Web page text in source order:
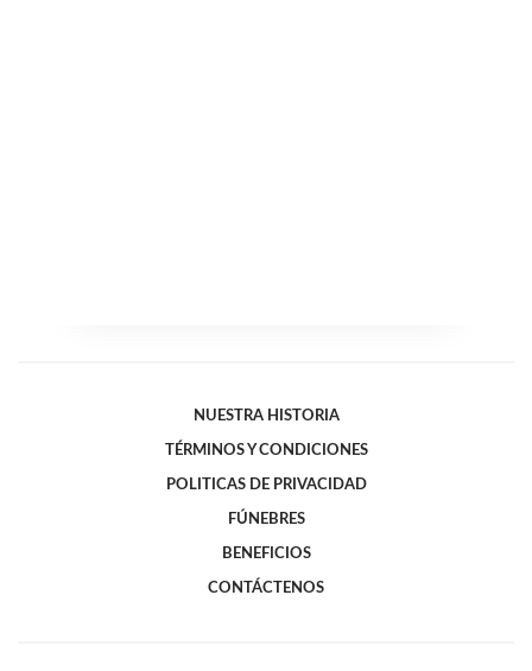
NUESTRA HISTORIA
TÉRMINOS Y CONDICIONES
POLITICAS DE PRIVACIDAD
FÚNEBRES
BENEFICIOS
CONTÁCTENOS